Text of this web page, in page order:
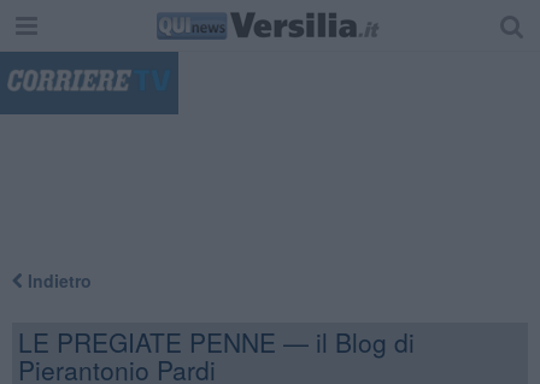
Indietro
LE PREGIATE PENNE — il Blog di
Pierantonio Pardi